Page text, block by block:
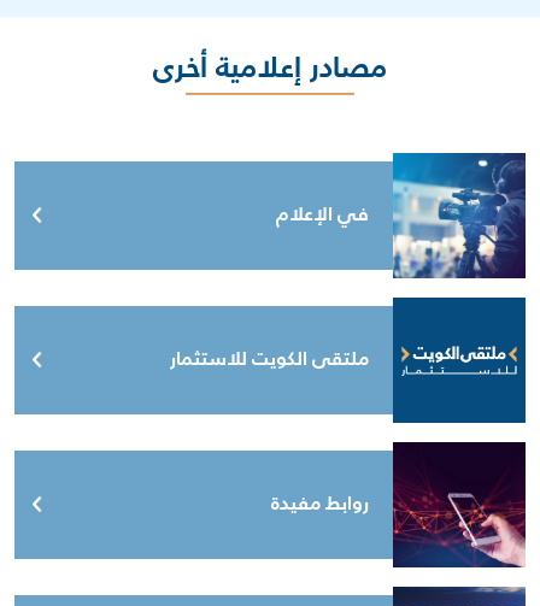
مصادر إعلامية أخرى
في الإعلام
ملتقى الكويت للاستثمار
روابط مفيدة